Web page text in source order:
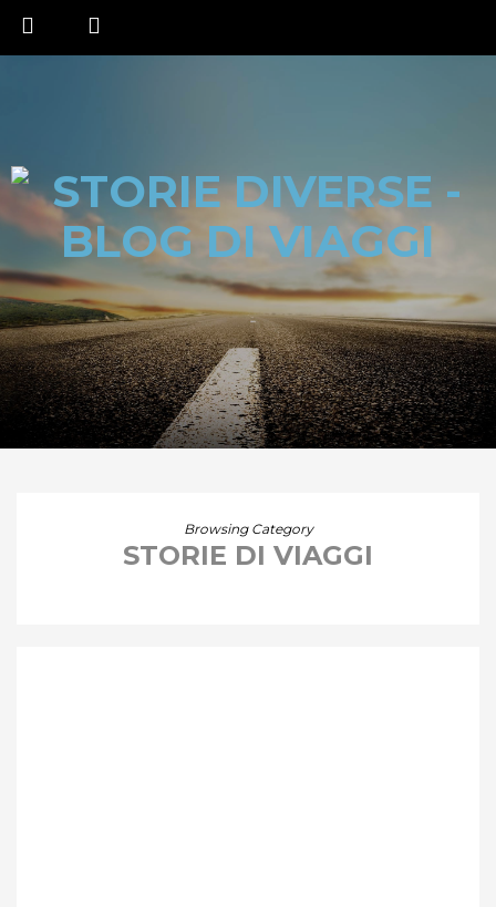
Browsing Category
STORIE DI VIAGGI